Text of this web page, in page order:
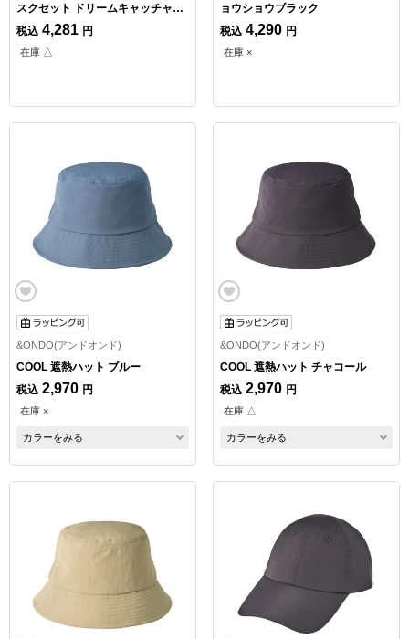
スクセット ドリームキャッチャー
100ml【数量限定】
税込 4,281 円
在庫 △
ョウショウブラック
税込 4,290 円
在庫 ×
&ONDO(アンドオンド)
COOL 遮熱ハット ブルー
税込 2,970 円
在庫 ×
カラーをみる
&ONDO(アンドオンド)
COOL 遮熱ハット チャコール
税込 2,970 円
在庫 △
カラーをみる